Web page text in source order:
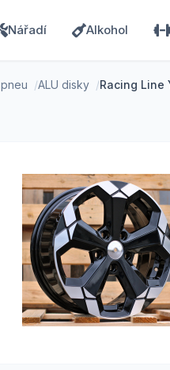
Nářadí Alkohol
ALU disky Racing Line